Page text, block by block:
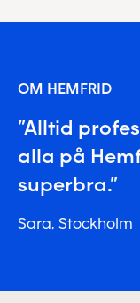
OM HEMFRID
”Alltid
alla på
superbra.”
Sara, Stockholm